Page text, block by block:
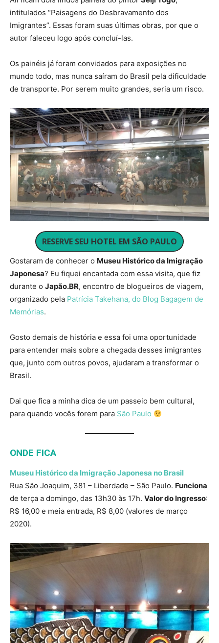
intitulados “Paisagens do Desbravamento dos
Imigrantes”. Essas foram suas últimas obras, por que o
autor faleceu logo após concluí-las.
Os painéis já foram convidados para exposições no
mundo todo, mas nunca saíram do Brasil pela dificuldade
de transporte. Por serem muito grandes, seria um risco.
RESERVE SEU HOTEL EM SÃO PAULO
Gostaram de conhecer o Museu Histórico da Imigração
Japonesa? Eu fiquei encantada com essa visita, que fiz
durante o Japão.BR, encontro de blogueiros de viagem,
organizado pela Patrícia Takehana, do Blog Bagagem de
Memórias.
Gosto demais de história e essa foi uma oportunidade
para entender mais sobre a chegada desses imigrantes
que, junto com outros povos, ajudaram a transformar o
Brasil.
Dai que fica a minha dica de um passeio bem cultural,
para quando vocês forem para São Paulo
ONDE FICA
Museu Histórico da Imigração Japonesa no Brasil
Rua São Joaquim, 381 – Liberdade – São Paulo. Funciona
de terça a domingo, das 13h30 às 17h. Valor do Ingresso:
R$ 16,00 e meia entrada, R$ 8,00 (valores de março
2020).